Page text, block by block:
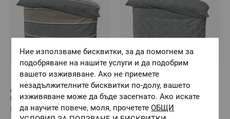
Спално бельо ЙОХАНЕС, 100%
Памук Ранфорс, 4 части
Размер: Двоен комплект
Спално бельо АРТУР, 100%
Памук Ранфорс, 4 части
Размер: Двоен комплект
Ние използваме бисквитки, за да помогнем за
подобряване на нашите услуги и да подобрим
вашето изживяване. Ако не приемете
незадължителните бисквитки по-долу, вашето
изживяване може да бъде засегнато. Ако искате
да научите повече, моля, прочететеОБЩИ